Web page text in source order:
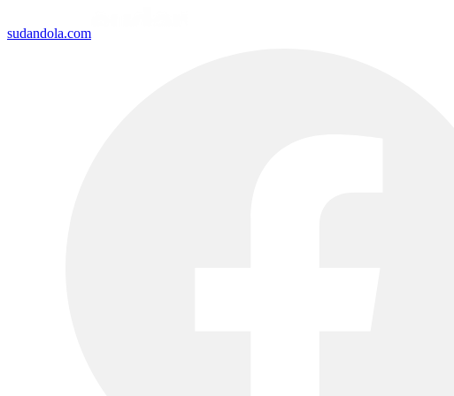
sudandola.com